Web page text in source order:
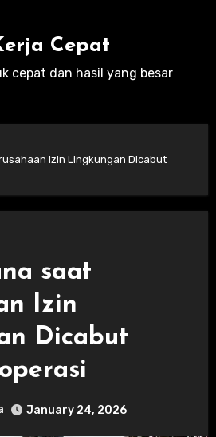
Cepat
cepat dan hasil yang besar
Izin Lingkungan Dicabut
saat
Izin
Dicabut
January 24, 2026